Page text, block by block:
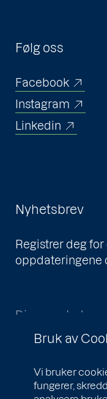
Bruk av
Vi bruker
fungerer,
Følg oss
Facebook
Instagram
Linkedin
Nyhetsbrev
Registrer deg
oppdateringene